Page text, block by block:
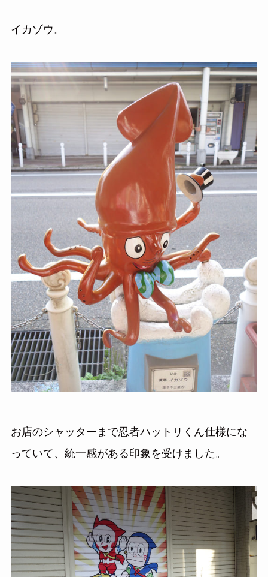
イカゾウ。
お店のシャッターまで忍者ハットリくん仕様にな
っていて、統一感がある印象を受けました。